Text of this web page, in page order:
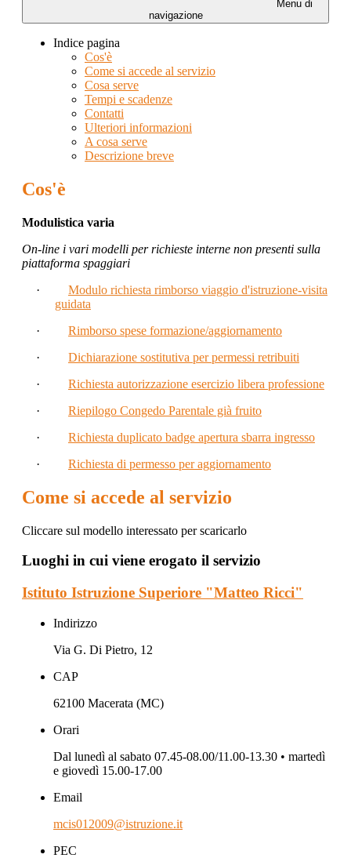
Menu di
navigazione
Indice pagina
Cos'è
Come si accede al servizio
Cosa serve
Tempi e scadenze
Contatti
Ulteriori informazioni
A cosa serve
Descrizione breve
Cos'è
Modulistica varia
On-line i vari modelli per richieste interne non presenti sulla
piattaforma spaggiari
·
Modulo richiesta rimborso viaggio d'istruzione-visita
guidata
·
Rimborso spese formazione/aggiornamento
·
Dichiarazione sostitutiva per permessi retribuiti
·
Richiesta autorizzazione esercizio libera professione
·
Riepilogo Congedo Parentale già fruito
·
Richiesta duplicato badge apertura sbarra ingresso
·
Richiesta di permesso per aggiornamento
Come si accede al servizio
Cliccare sul modello interessato per scaricarlo
Luoghi in cui viene erogato il servizio
Istituto Istruzione Superiore "Matteo Ricci"
Indirizzo
Via G. Di Pietro, 12
CAP
62100 Macerata (MC)
Orari
Dal lunedì al sabato 07.45-08.00/11.00-13.30 • martedì
e giovedì 15.00-17.00
Email
mcis012009@istruzione.it
PEC